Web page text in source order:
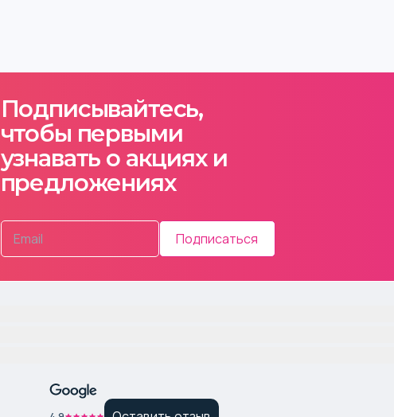
Подписывайтесь,
чтобы первыми
узнавать о акциях и
предложениях
Подписаться